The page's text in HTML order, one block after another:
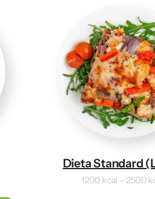
Dieta Standard
1200 kcal – 2500